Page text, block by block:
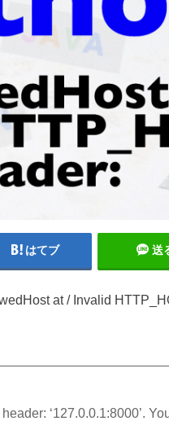
はてブ 送
at / Invalid
‘127.0.0.1:8000’.